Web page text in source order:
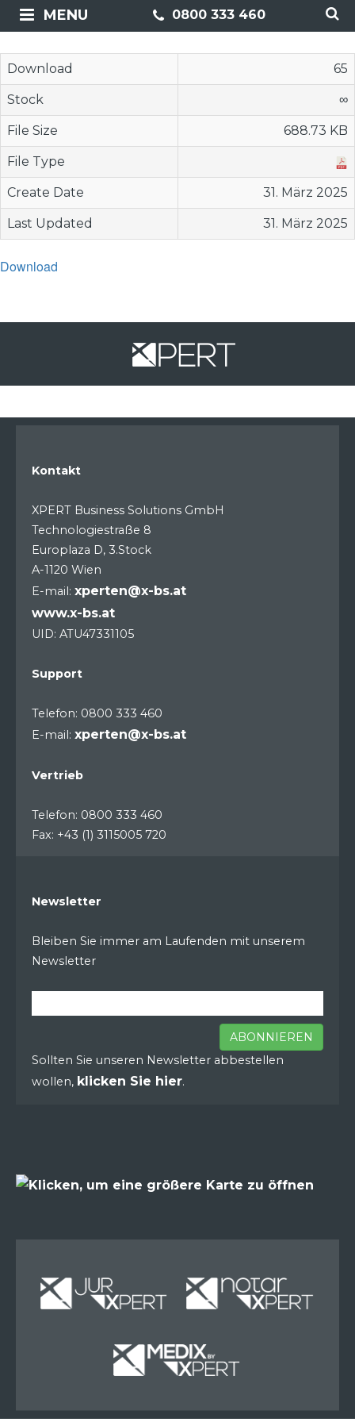
0800 333 460
MENU
Download 65
Stock ∞
File Size 688.73 KB
File Type
Create Date 31. März 2025
Last Updated 31. März 2025
Download
Kontakt
XPERT Business Solutions GmbH
Technologiestraße 8
Europlaza D, 3.Stock
A-1120 Wien
E-mail: xperten@x-bs.at
www.x-bs.at
UID: ATU47331105
Support
Telefon: 0800 333 460
E-mail: xperten@x-bs.at
Vertrieb
Telefon: 0800 333 460
Fax: +43 (1) 3115005 720
Newsletter
Bleiben Sie immer am Laufenden mit unserem
Newsletter
ABONNIEREN
Sollten Sie unseren Newsletter abbestellen
wollen, klicken Sie hier.
Miete Miete
Miete